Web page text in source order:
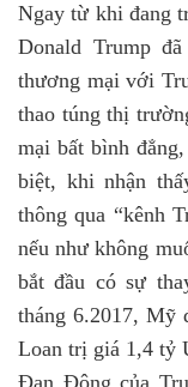
Ngay từ khi đang
Donald Trump
thương mại với
thao túng thị
mại bất bình
biệt, khi nhận
thông qua “kênh
nếu như không
bắt đầu có sự
tháng 6.2017, Mỹ
Loan trị giá 1,4 tỷ